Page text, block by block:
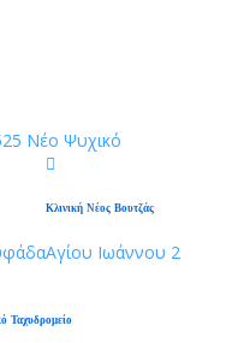
Νέο Ψυχικό
Κλινική Νέος Βουτζάς
Αγίου Ιωάννου 2
Ταχυδρομείο